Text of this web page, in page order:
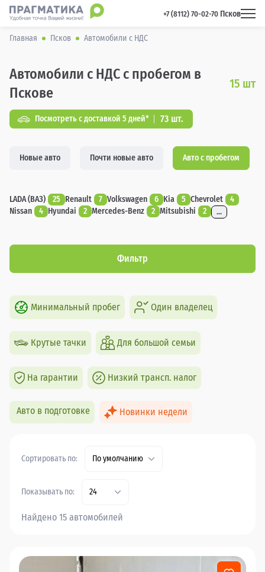
+7 (8112) 70-02-70 Псков
Главная Псков Автомобили с НДС
Автомобили с НДС с пробегом в
Пскове
15 шт
Посмотреть с доставкой 5 дней* 73 шт.
Новые авто Почти новые авто Авто с пробегом
LADA (ВАЗ) 25 Renault 7 Volkswagen 6 Kia 5 Chevrolet
4
Nissan
4 Hyundai 2 Mercedes-Benz 2 Mitsubishi 2 ...
Фильтр
Минимальный пробег Один владелец
Крутые тачки Для большой семьи
На гарантии Низкий трансп. налог
Авто в подготовке Новинки недели
Сортировать по: По умолчанию
Показывать по: 24
Найдено 15 автомобилей